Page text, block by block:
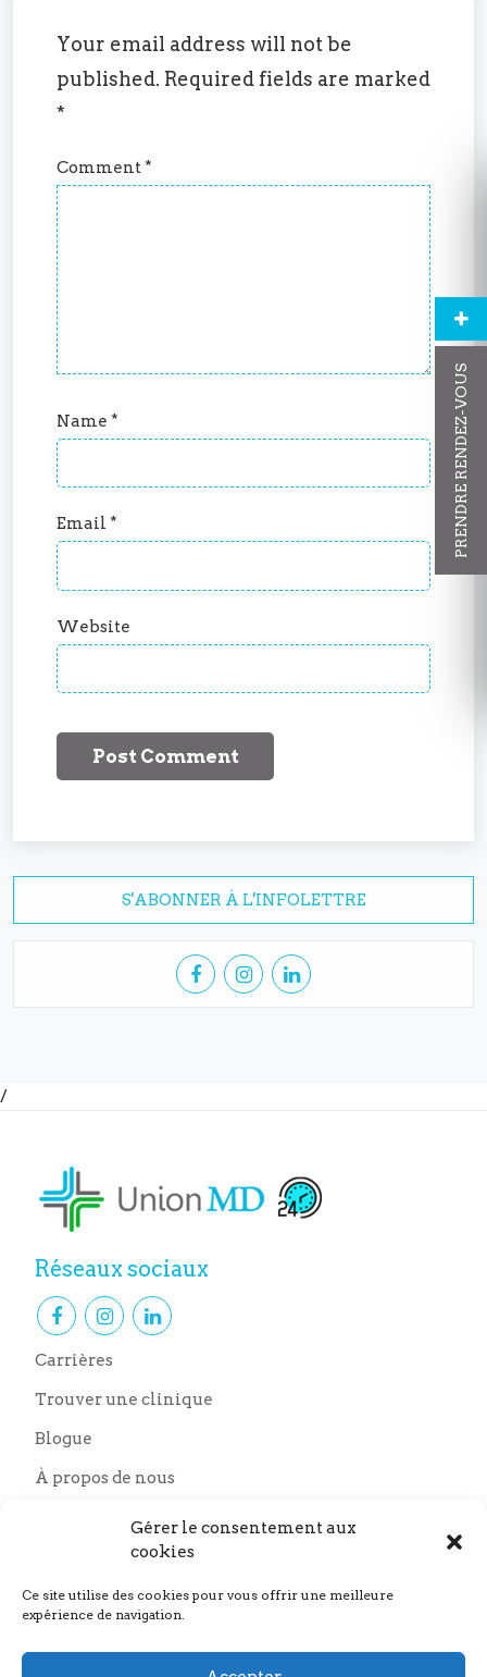
Gérer le consentement aux
cookies
Ce site utilise des cookies pour vous offrir une meilleure
expérience de navigation.
Your email address will not be
published. Required fields are marked
*
Comment*
Name *
Email *
Website
S'ABONNER À L'INFOLETTRE
/
Réseaux sociaux
Carrières
Trouver une clinique
Blogue
À propos de nous
Nous joindre
Nos partenaires
PRENDRE RENDEZ-VOUS